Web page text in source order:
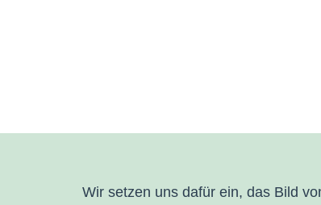
Wir setzen uns dafür ein, das Bild